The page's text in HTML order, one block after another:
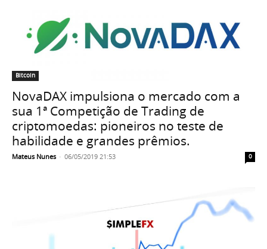
Bitcoin
NovaDAX impulsiona o mercado com a
sua 1ª Competição de Trading de
criptomoedas: pioneiros no teste de
habilidade e grandes prêmios.
Mateus Nunes - 06/05/2019 21:53 0